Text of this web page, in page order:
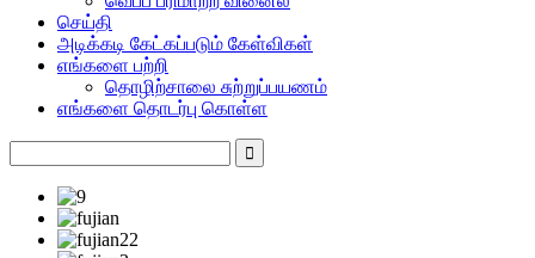
செய்தி
அடிக்கடி கேட்கப்படும் கேள்விகள்
எங்களை பற்றி
தொழிற்சாலை சுற்றுப்பயணம்
எங்களை தொடர்பு கொள்ள